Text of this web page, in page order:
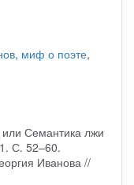
, миф о поэте,
Семантика лжи
С. 52–60.
Иванова //